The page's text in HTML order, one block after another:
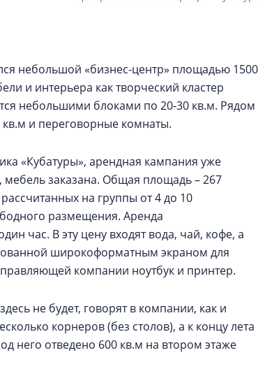
небольшой «бизнес-центр» площадью 1500
и интерьера как творческий кластер
небольшими блоками по 20-30 кв.м. Рядом
и переговорные комнаты.
«Кубатуры», арендная кампания уже
заказана. Общая площадь – 267
на группы от 4 до 10
размещения. Аренда
час. В эту цену входят вода, чай, кофе, а
широкоформатным экраном для
компании ноутбук и принтер.
не будет, говорят в компании, как и
корнеров (без столов), а к концу лета
него отведено 600 кв.м на втором этаже